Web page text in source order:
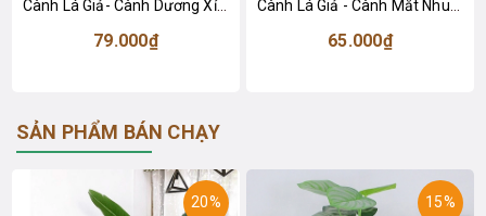
Cành Lá Giả- Cành Dương Xỉ Giả Decor Tiểu Cảnh (46cm)- HC1446
79.000₫ 65.000₫
SẢN PHẨM BÁN CHẠY
20% 15%